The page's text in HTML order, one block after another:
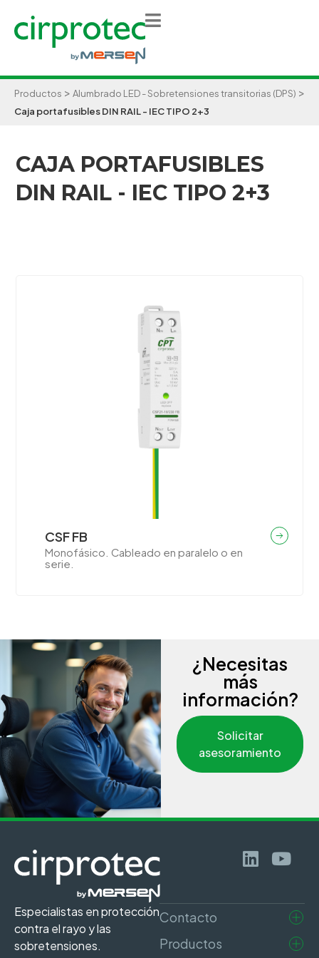
Productos > Alumbrado LED - Sobretensiones transitorias (DPS) >
Caja portafusibles DIN RAIL - IEC TIPO 2+3
CAJA PORTAFUSIBLES
DIN RAIL - IEC TIPO 2+3
CSF FB
Monofásico. Cableado en paralelo o en
serie.
¿Necesitas
más
información?
Solicitar
asesoramiento
Especialistas en protección
contra el rayo y las
sobretensiones.
Contacto
Productos